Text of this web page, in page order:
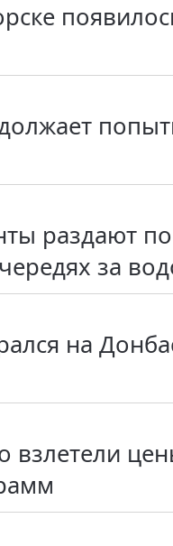
раздают
за
на
взлетели